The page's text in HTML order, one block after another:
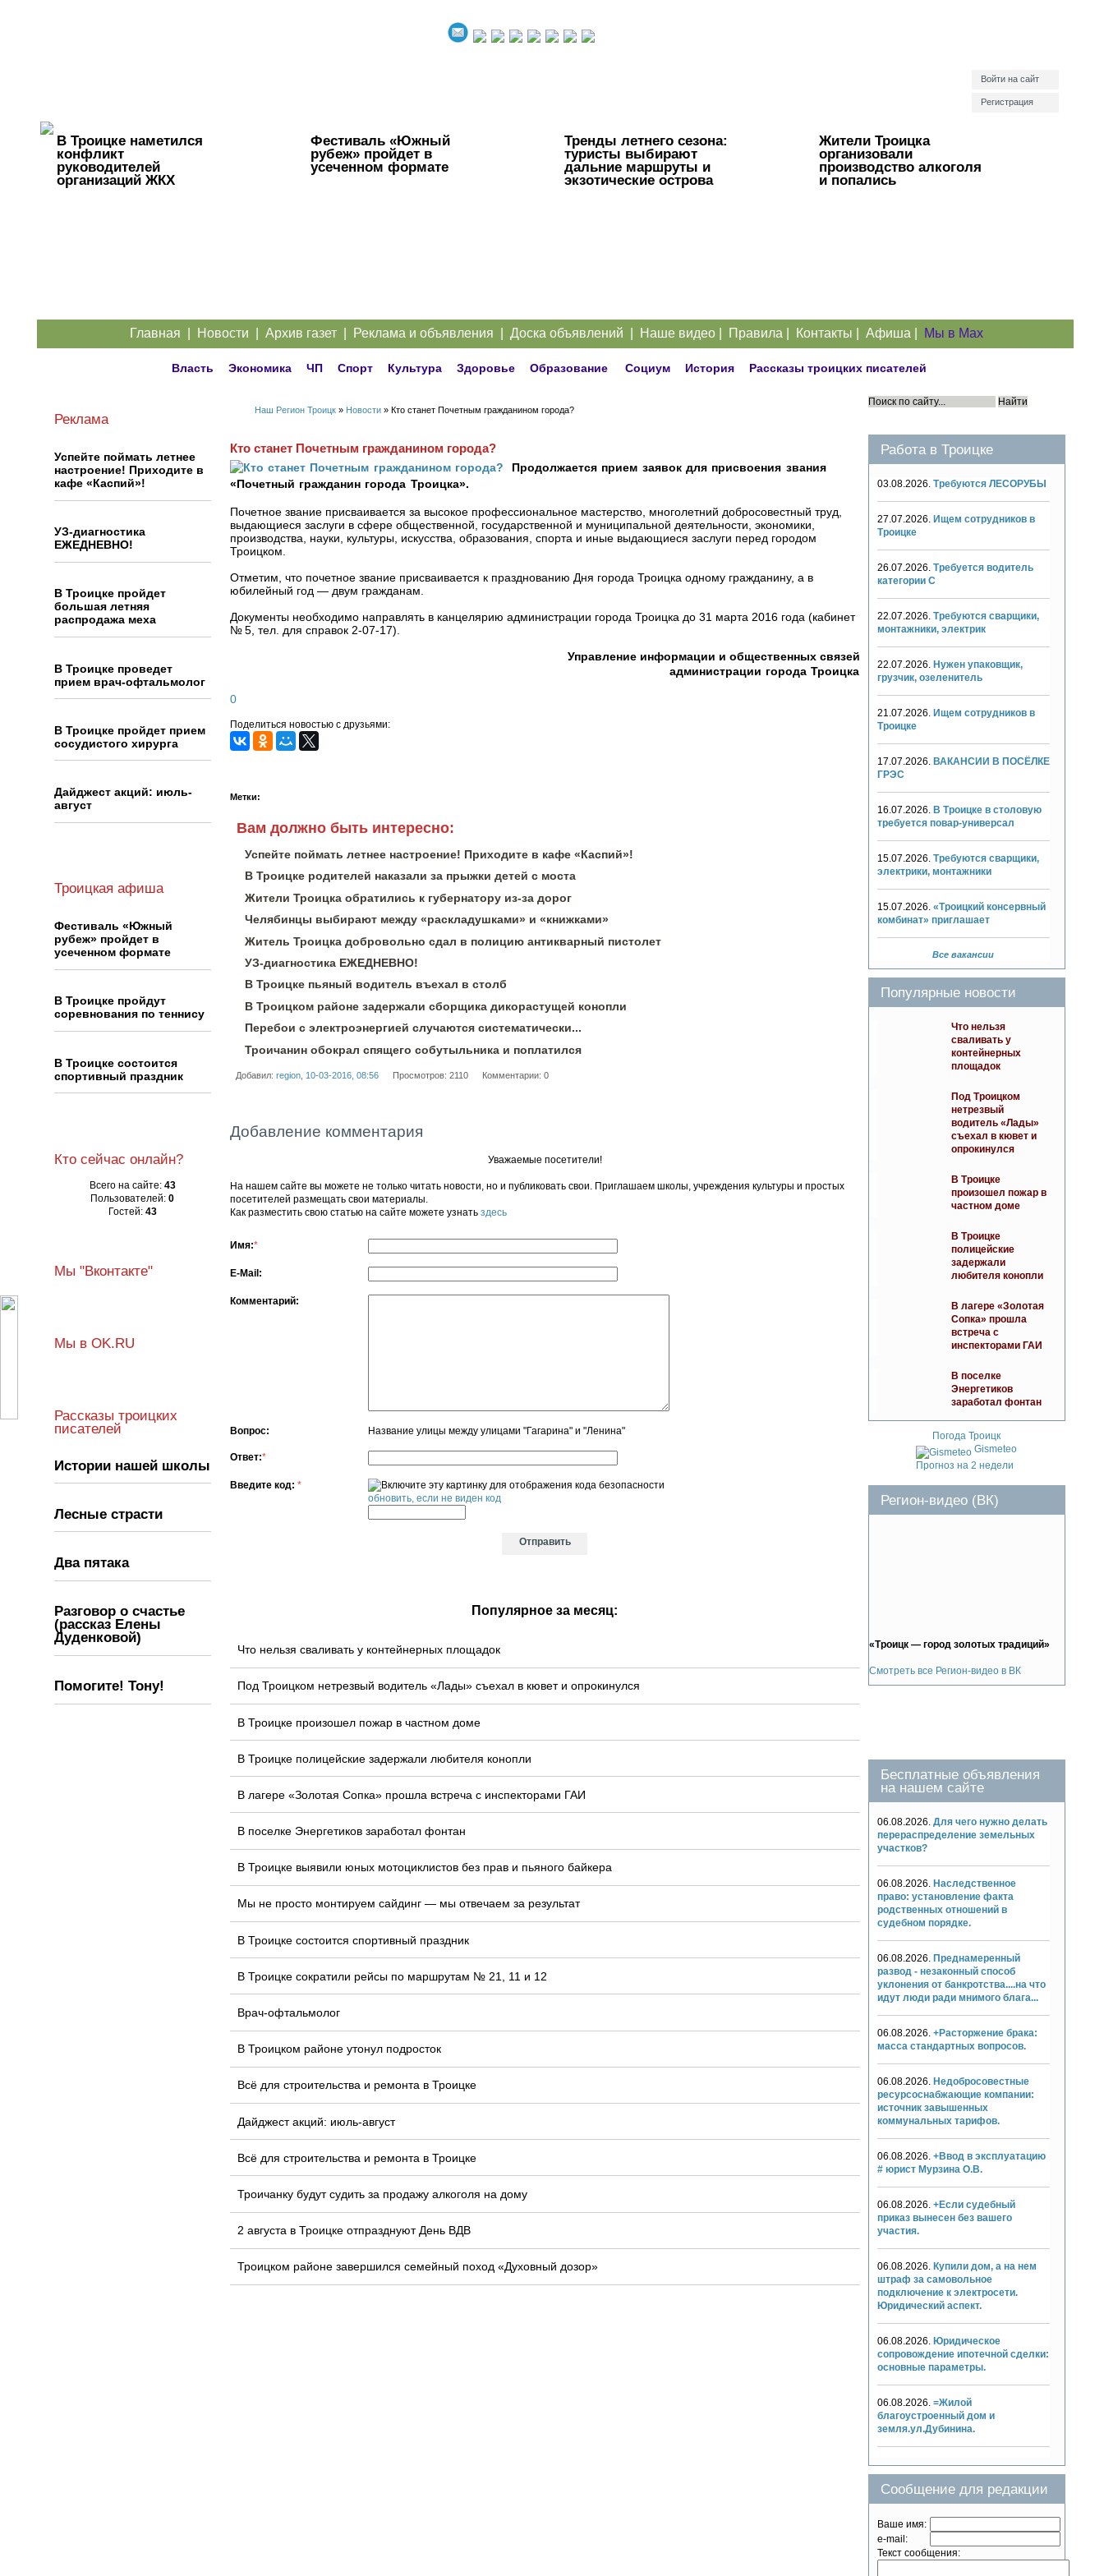
Войти на сайт
Регистрация
В Троицке наметился
конфликт
руководителей
организаций ЖКХ
Фестиваль «Южный
рубеж» пройдет в
усеченном формате
Тренды летнего сезона:
туристы выбирают
дальние маршруты и
экзотические острова
Жители Троицка
организовали
производство алкоголя
и попались
Главная Новости Архив газет| Реклама и объявления Доска объявлений Наше видео| Правила Контакты Афиша Мы в Max
Власть Экономика ЧП Спорт Культура Здоровье Образование Социум История Рассказы троицких писателей
Наш Регион Троицк» Новости» Кто станет Почетным гражданином города?
Кто станет Почетным гражданином города?
Продолжается прием заявок для присвоения звания
«Почетный гражданин города Троицка».
Почетное звание присваивается за высокое профессиональное мастерство, многолетний добросовестный труд,
выдающиеся заслуги в сфере общественной, государственной и муниципальной деятельности, экономики,
производства, науки, культуры, искусства, образования, спорта и иные выдающиеся заслуги перед городом
Троицком.
Отметим, что почетное звание присваивается к празднованию Дня города Троицка одному гражданину, а в
юбилейный год — двум гражданам.
Документы необходимо направлять в канцелярию администрации города Троицка до 31 марта 2016 года (кабинет
№ 5, тел. для справок 2‑07‑17).
Управление информации и общественных связей
администрации города Троицка
0
Поделиться новостью с друзьями:
Метки:
Вам должно быть интересно:
Успейте поймать летнее настроение! Приходите в кафе «Каспий»!
В Троицке родителей наказали за прыжки детей с моста
Жители Троицка обратились к губернатору из-за дорог
Челябинцы выбирают между «раскладушками» и «книжками»
Житель Троицка добровольно сдал в полицию антикварный пистолет
УЗ-диагностика ЕЖЕДНЕВНО!
В Троицке пьяный водитель въехал в столб
В Троицком районе задержали сборщика дикорастущей конопли
Перебои с электроэнергией случаются систематически...
Троичанин обокрал спящего собутыльника и поплатился
Добавил: region, 10-03-2016, 08:56 Просмотров: 2110 Комментарии: 0
Добавление комментария
Уважаемые посетители!
На нашем сайте вы можете не только читать новости, но и публиковать свои. Приглашаем школы, учреждения культуры и простых
посетителей размещать свои материалы.
Как разместить свою статью на сайте можете узнать здесь
Имя:*
E-Mail:
Комментарий:
Вопрос: Название улицы между улицами "Гагарина" и "Ленина"
Ответ:*
Введите код: *
обновить, если не виден код
Популярное за месяц:
Что нельзя сваливать у контейнерных площадок
Под Троицком нетрезвый водитель «Лады» съехал в кювет и опрокинулся
В Троицке произошел пожар в частном доме
В Троицке полицейские задержали любителя конопли
В лагере «Золотая Сопка» прошла встреча с инспекторами ГАИ
В поселке Энергетиков заработал фонтан
В Троицке выявили юных мотоциклистов без прав и пьяного байкера
Мы не просто монтируем сайдинг — мы отвечаем за результат
В Троицке состоится спортивный праздник
В Троицке сократили рейсы по маршрутам № 21, 11 и 12
Врач-офтальмолог
В Троицком районе утонул подросток
Всё для строительства и ремонта в Троицке
Дайджест акций: июль-август
Всё для строительства и ремонта в Троицке
Троичанку будут судить за продажу алкоголя на дому
2 августа в Троицке отпразднуют День ВДВ
Троицком районе завершился семейный поход «Духовный дозор»
Работа в Троицке
03.08.2026. Требуются ЛЕСОРУБЫ
27.07.2026. Ищем сотрудников в
Троицке
26.07.2026. Требуется водитель
категории С
22.07.2026. Требуются сварщики,
монтажники, электрик
22.07.2026. Нужен упаковщик,
грузчик, озеленитель
21.07.2026. Ищем сотрудников в
Троицке
17.07.2026. ВАКАНСИИ В ПОСЁЛКЕ
ГРЭС
16.07.2026. В Троицке в столовую
требуется повар-универсал
15.07.2026. Требуются сварщики,
электрики, монтажники
15.07.2026. «Троицкий консервный
комбинат» приглашает
Все вакансии
Популярные новости
Что нельзя
сваливать у
контейнерных
площадок
Под Троицком
нетрезвый
водитель «Лады»
съехал в кювет и
опрокинулся
В Троицке
произошел пожар в
частном доме
В Троицке
полицейские
задержали
любителя конопли
В лагере «Золотая
Сопка» прошла
встреча с
инспекторами ГАИ
В поселке
Энергетиков
заработал фонтан
Погода Троицк
Gismeteo
Прогноз на 2 недели
Регион-видео (ВК)
«Троицк — город золотых традиций»
Смотреть все Регион-видео в ВК
Бесплатные объявления
на нашем сайте
06.08.2026. Для чего нужно делать
перераспределение земельных
участков?
06.08.2026. Наследственное
право: установление факта
родственных отношений в
судебном порядке.
06.08.2026. Преднамеренный
развод - незаконный способ
уклонения от банкротства....на что
идут люди ради мнимого блага...
06.08.2026. +Расторжение брака:
масса стандартных вопросов.
06.08.2026. Недобросовестные
ресурсоснабжающие компании:
источник завышенных
коммунальных тарифов.
06.08.2026. +Ввод в эксплуатацию
# юрист Мурзина О.В.
06.08.2026. +Если судебный
приказ вынесен без вашего
участия.
06.08.2026. Купили дом, а на нем
штраф за самовольное
подключение к электросети.
Юридический аспект.
06.08.2026. Юридическое
сопровождение ипотечной сделки:
основные параметры.
06.08.2026. =Жилой
благоустроенный дом и
земля.ул.Дубинина.
Сообщение для редакции
Ваше имя:
e-mail:
Текст сообщения:
Реклама
Успейте поймать летнее
настроение! Приходите в
кафе «Каспий»!
УЗ-диагностика
ЕЖЕДНЕВНО!
В Троицке пройдет
большая летняя
распродажа меха
В Троицке проведет
прием врач-офтальмолог
В Троицке пройдет прием
сосудистого хирурга
Дайджест акций: июль-
август
Троицкая афиша
Фестиваль «Южный
рубеж» пройдет в
усеченном формате
В Троицке пройдут
соревнования по теннису
В Троицке состоится
спортивный праздник
Кто сейчас онлайн?
Всего на сайте: 43
Пользователей: 0
Гостей: 43
Мы "Вконтакте"
Мы в OK.RU
Рассказы троицких
писателей
Истории нашей школы
Лесные страсти
Два пятака
Разговор о счастье
(рассказ Елены
Дуденковой)
Помогите! Тону!